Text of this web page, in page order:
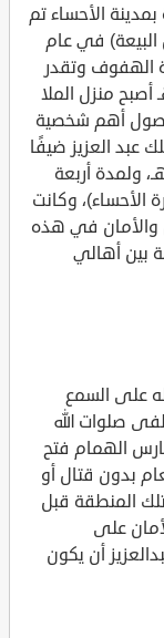
بمدينة الأحساء تم
البيعة) في عام
الهفوف وتقدر
بحوالي 705م2، وفي عام 1331هـ أصبح منزل الملا
أهم شخصية
عبد العزيز ضيفًا
في يوم الأحد ليلة الاثنين 28/5/1331هـ، ولمدة أربعة
الأحساء)، وكانت
والأمان في هذه
بين أهالي
على السمع
صلوات الله
الهمام فتح
بدون قتال أو
المنطقة قبل
على
أن يكون